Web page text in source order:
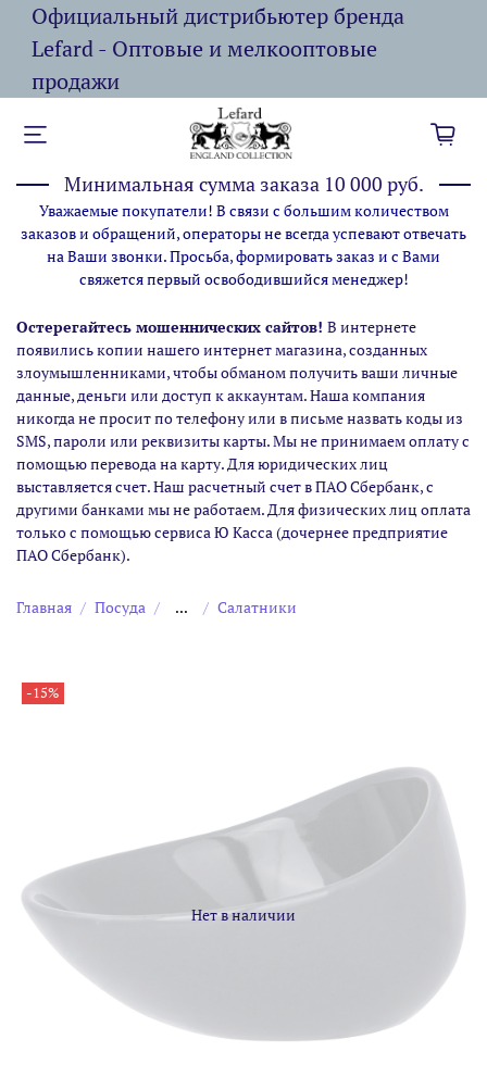
Официальный дистрибьютер бренда
Lefard - Оптовые и мелкооптовые
продажи
Минимальная сумма заказа 10 000 руб.
Уважаемые покупатели! В связи с большим количеством
заказов и обращений, операторы не всегда успевают отвечать
на Ваши звонки. Просьба, формировать заказ и с Вами
свяжется первый освободившийся менеджер!
Остерегайтесь мошеннических сайтов! В интернете
появились копии нашего интернет магазина,созданных
злоумышленниками, чтобы обманом получить ваши личные
данные, деньги или доступ к аккаунтам. Наша компания
никогда не просит по телефону или в письме назвать коды из
SMS, пароли или реквизиты карты. Мы не принимаем оплату с
помощью перевода на карту. Для юридических лиц
выставляется счет. Наш расчетный счет в ПАО Сбербанк, с
другими банками мы не работаем. Для физических лиц оплата
только с помощью сервиса Ю Касса (дочернее предприятие
ПАО Сбербанк).
Главная Посуда ... Салатники
Нет в наличии
-15%